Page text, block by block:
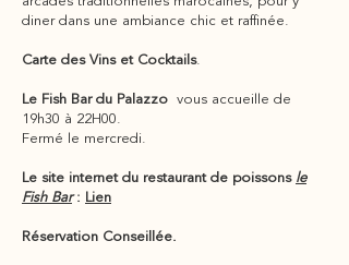
diner dans une ambiance chic et raffinée.
Carte des Vins et Cocktails.
Le Fish Bar du Palazzo vous accueille de
19h30 à 22H00.
Fermé le mercredi.
Le site internet du restaurant de poissonsle
Fish Bar: Lien
Réservation Conseillée.